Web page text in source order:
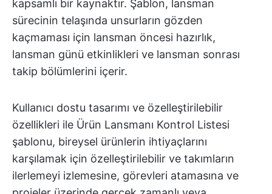
kapsamlı bir kaynaktır. Şablon, lansman
sürecinin telaşında unsurların gözden
kaçmaması için lansman öncesi hazırlık,
lansman günü etkinlikleri ve lansman sonrası
takip bölümlerini içerir.
Kullanıcı dostu tasarımı ve özelleştirilebilir
özellikleri ile Ürün Lansmanı Kontrol Listesi
şablonu, bireysel ürünlerin ihtiyaçlarını
karşılamak için özelleştirilebilir ve takımların
ilerlemeyi izlemesine, görevleri atamasına ve